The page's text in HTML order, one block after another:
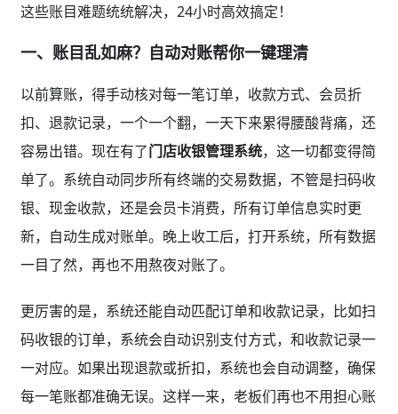
这些账目难题统统解决，24小时高效搞定！
一、账目乱如麻？自动对账帮你一键理清
以前算账，得手动核对每一笔订单，收款方式、会员折
扣、退款记录，一个一个翻，一天下来累得腰酸背痛，还
容易出错。现在有了门店收银管理系统，这一切都变得简
单了。系统自动同步所有终端的交易数据，不管是扫码收
银、现金收款，还是会员卡消费，所有订单信息实时更
新，自动生成对账单。晚上收工后，打开系统，所有数据
一目了然，再也不用熬夜对账了。
更厉害的是，系统还能自动匹配订单和收款记录，比如扫
码收银的订单，系统会自动识别支付方式，和收款记录一
一对应。如果出现退款或折扣，系统也会自动调整，确保
每一笔账都准确无误。这样一来，老板们再也不用担心账